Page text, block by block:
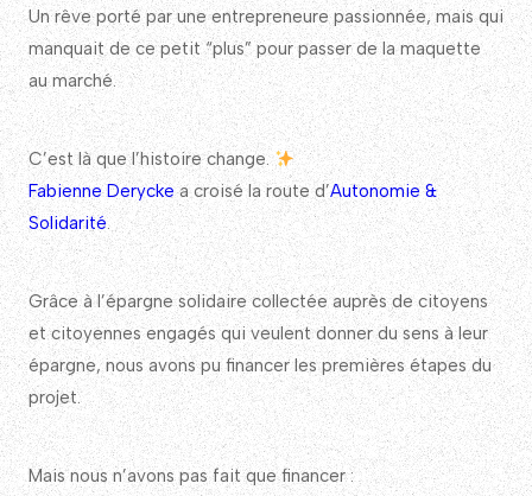
Un rêve porté par une entrepreneure passionnée, mais qui
manquait de ce petit “plus” pour passer de la maquette
au marché.
C’est là que l’histoire change.
Fabienne Deryckea croisé la route d’Autonomie &
Solidarité.
Grâce à l’épargne solidaire collectée auprès de citoyens
et citoyennes engagés qui veulent donner du sens à leur
épargne, nous avons pu financer les premières étapes du
projet.
Mais nous n’avons pas fait que financer :